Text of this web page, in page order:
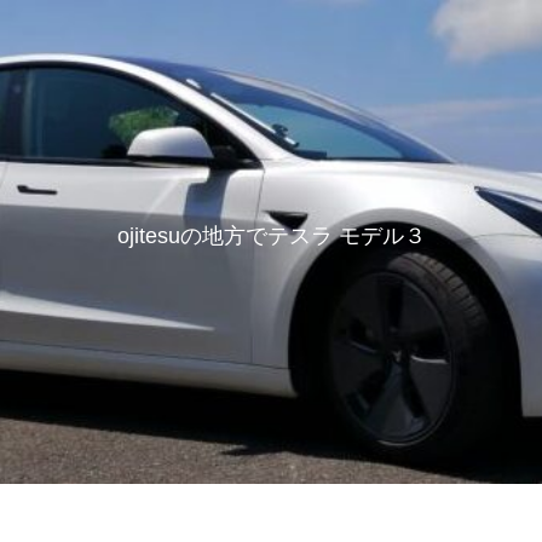
ojitesuの地方でテスラ モデル３